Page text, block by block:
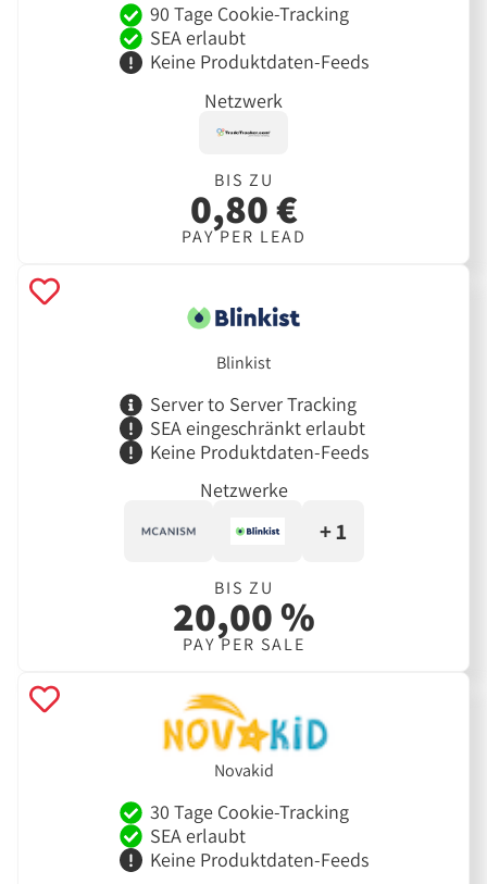
90 Tage Cookie-Tracking
SEA erlaubt
Keine Produktdaten-Feeds
Netzwerk
BIS ZU
0,80 €
PAY PER LEAD
Blinkist
Server to Server Tracking
SEA eingeschränkt erlaubt
Keine Produktdaten-Feeds
Netzwerke
+ 1
BIS ZU
20,00 %
PAY PER SALE
Novakid
30 Tage Cookie-Tracking
SEA erlaubt
Keine Produktdaten-Feeds